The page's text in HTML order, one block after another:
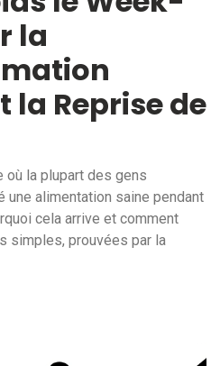
la
la Reprise de
la plupart des gens
une alimentation saine pendant
cela arrive et comment
simples, prouvées par la